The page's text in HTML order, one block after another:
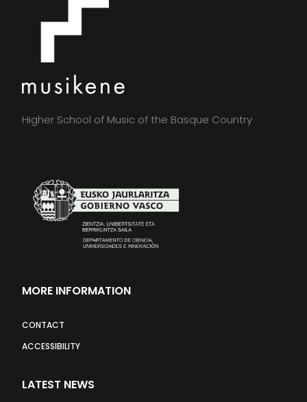
Higher School of Music of the Basque Country
MORE INFORMATION
CONTACT
ACCESSIBILITY
LATEST NEWS